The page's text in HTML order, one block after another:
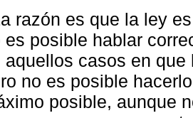
razón es que la ley
es posible hablar
aquellos casos en
no es posible
posible, aunque